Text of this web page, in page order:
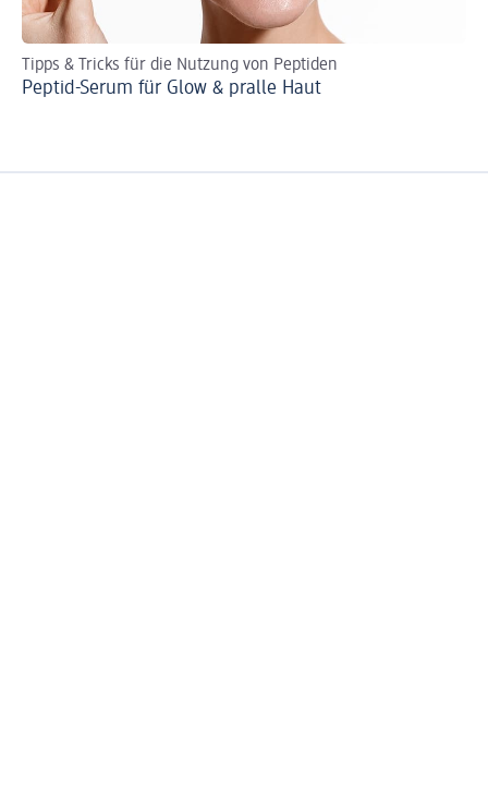
Tipps & Tricks für die Nutzung von Peptiden
Peptid-Serum für Glow & pralle Haut